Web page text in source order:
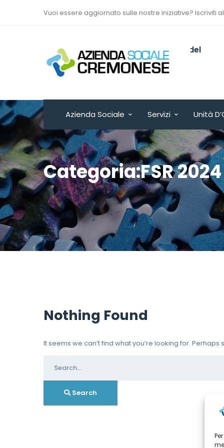
Vuoi essere aggiornato sulle nostre iniziative? Iscriviti
Via Sant’Antonio del
Fuoco n. 9/A
Cremona - ITALY
Azienda Sociale Servizi Unità
Categoria:FSR 2024
Nothing Found
It seems we can’t find what you’re looking for.
for:
Search